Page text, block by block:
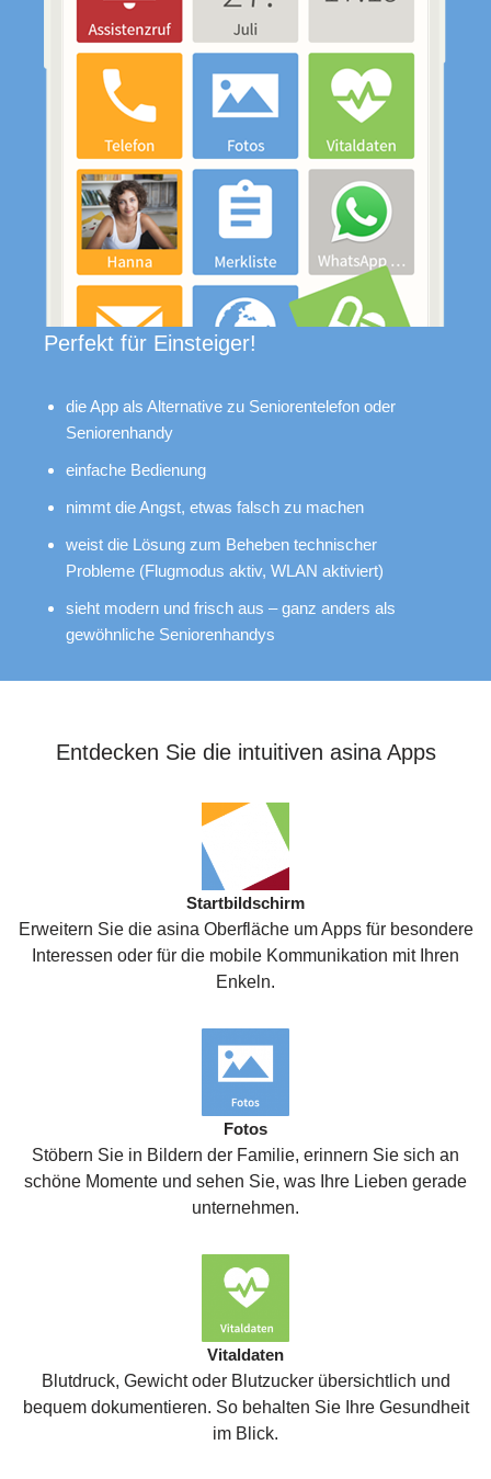
Perfekt für Einsteiger!
die App als Alternative zu Seniorentelefon oder
Seniorenhandy
einfache Bedienung
nimmt die Angst, etwas falsch zu machen
weist die Lösung zum Beheben technischer
Probleme (Flugmodus aktiv, WLAN aktiviert)
sieht modern und frisch aus – ganz anders als
gewöhnliche Seniorenhandys
Entdecken Sie die intuitiven asina Apps
Startbildschirm
Erweitern Sie die asina Oberfläche um Apps für besondere
Interessen oder für die mobile Kommunikation mit Ihren
Enkeln.
Fotos
Stöbern Sie in Bildern der Familie, erinnern Sie sich an
schöne Momente und sehen Sie, was Ihre Lieben gerade
unternehmen.
Vitaldaten
Blutdruck, Gewicht oder Blutzucker übersichtlich und
bequem dokumentieren. So behalten Sie Ihre Gesundheit
im Blick.